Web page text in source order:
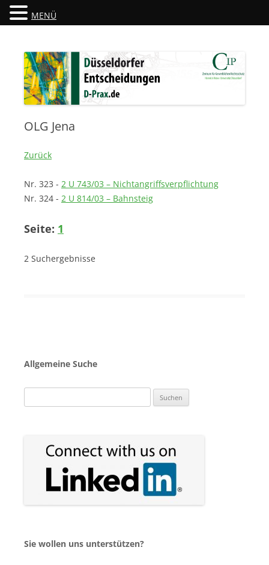
Düsseldorfer Entscheidungen
OLG Jena
Zurück
Nr. 323 - 2 U 743/03 – Nichtangriffsverpflichtung
Nr. 324 - 2 U 814/03 – Bahnsteig
Seite: 1
2 Suchergebnisse
Allgemeine Suche
nach:
Sie wollen uns unterstützen?
MENÜ